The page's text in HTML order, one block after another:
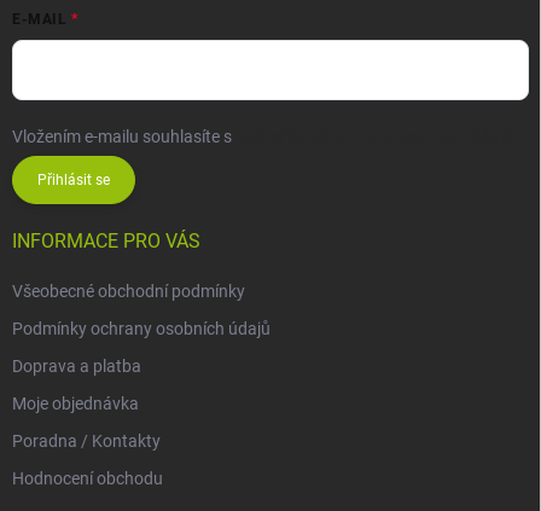
E-MAIL
Vložením e-mailu souhlasíte s
Přihlásit se
INFORMACE PRO VÁS
Všeobecné obchodní podmínky
Podmínky ochrany osobních údajů
Doprava a platba
Moje objednávka
Poradna / Kontakty
Hodnocení obchodu